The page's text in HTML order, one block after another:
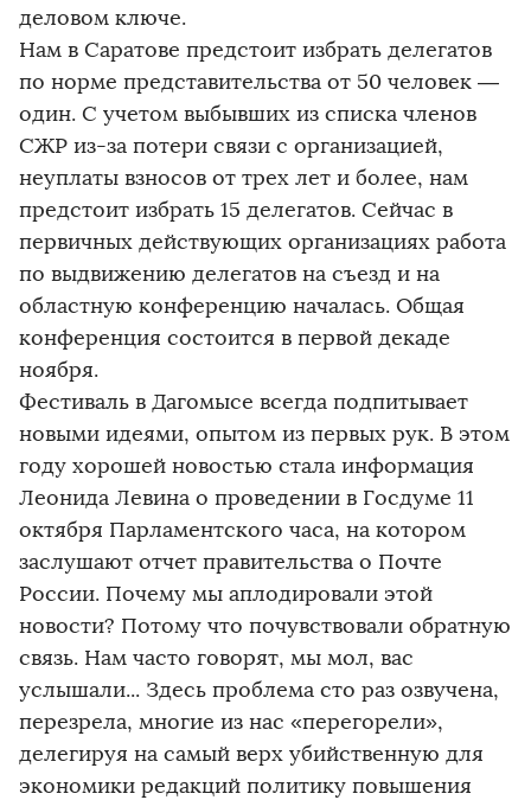
деловом ключе.
Нам в Саратове предстоит избрать делегатов
по норме представительства от 50 человек —
один. С учетом выбывших из списка членов
СЖР из-за потери связи с организацией,
неуплаты взносов от трех лет и более, нам
предстоит избрать 15 делегатов. Сейчас в
первичных действующих организациях работа
по выдвижению делегатов на съезд и на
областную конференцию началась. Общая
конференция состоится в первой декаде
ноября.
Фестиваль в Дагомысе всегда подпитывает
новыми идеями, опытом из первых рук. В этом
году хорошей новостью стала информация
Леонида Левина о проведении в Госдуме 11
октября Парламентского часа, на котором
заслушают отчет правительства о Почте
России. Почему мы аплодировали этой
новости? Потому что почувствовали обратную
связь. Нам часто говорят, мы мол, вас
услышали... Здесь проблема сто раз озвучена,
перезрела, многие из нас «перегорели»,
делегируя на самый верх убийственную для
экономики редакций политику повышения